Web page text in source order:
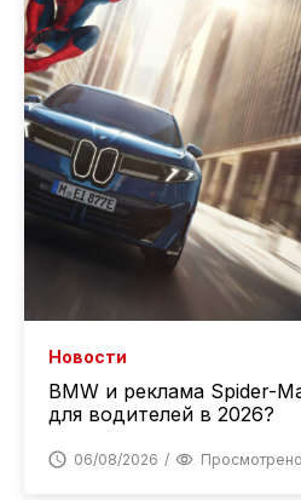
Новости
BMW и реклама Spider-
для водителей в 2026?
06/08/2026